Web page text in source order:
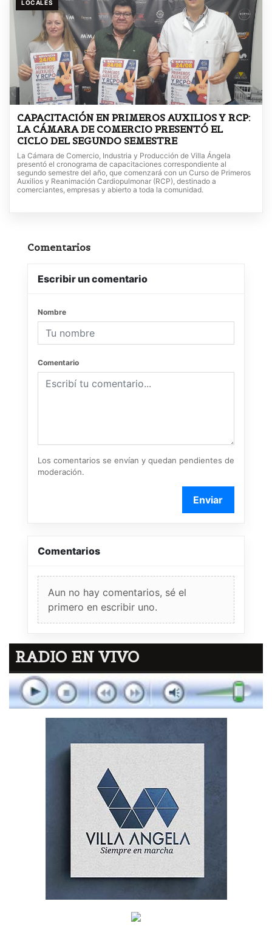
LOCALES
CAPACITACIÓN EN PRIMEROS AUXILIOS Y RCP:
LA CÁMARA DE COMERCIO PRESENTÓ EL
CICLO DEL SEGUNDO SEMESTRE
La Cámara de Comercio, Industria y Producción de Villa Ángela
presentó el cronograma de capacitaciones correspondiente al
segundo semestre del año, que comenzará con un Curso de Primeros
Auxilios y Reanimación Cardiopulmonar (RCP), destinado a
comerciantes, empresas y abierto a toda la comunidad.
Comentarios
Escribir un comentario
Nombre
Comentario
Los comentarios se envían y quedan pendientes de
moderación.
Enviar
Comentarios
Aun no hay comentarios, sé el
primero en escribir uno.
RADIO EN VIVO